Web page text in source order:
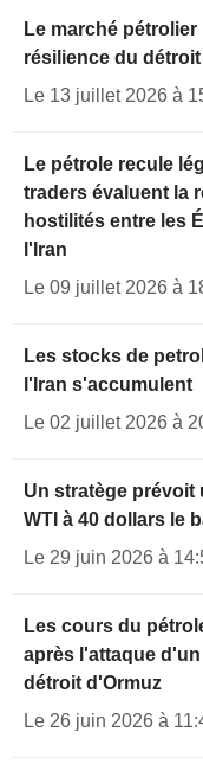
Le marché pétrolier
résilience du
Le 13 juillet 2026 à
Le pétrole recule
traders évaluent la
hostilités entre les
l'Iran
Le 09 juillet 2026 à
Les stocks de
l'Iran s'accumulent
Le 02 juillet 2026 à
Un stratège prévoit
WTI à 40 dollars le
Le 29 juin 2026 à
Les cours du
après l'attaque
détroit d'Ormuz
Le 26 juin 2026 à